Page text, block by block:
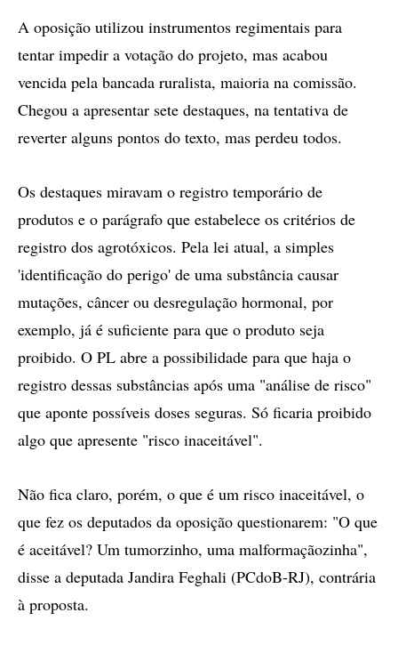
A oposição utilizou instrumentos regimentais para
tentar impedir a votação do projeto, mas acabou
vencida pela bancada ruralista, maioria na comissão.
Chegou a apresentar sete destaques, na tentativa de
reverter alguns pontos do texto, mas perdeu todos.
Os destaques miravam o registro temporário de
produtos e o parágrafo que estabelece os critérios de
registro dos agrotóxicos. Pela lei atual, a simples
'identificação do perigo' de uma substância causar
mutações, câncer ou desregulação hormonal, por
exemplo, já é suficiente para que o produto seja
proibido. O PL abre a possibilidade para que haja o
registro dessas substâncias após uma "análise de risco"
que aponte possíveis doses seguras. Só ficaria proibido
algo que apresente "risco inaceitável".
Não fica claro, porém, o que é um risco inaceitável, o
que fez os deputados da oposição questionarem: "O que
é aceitável? Um tumorzinho, uma malformaçãozinha",
disse a deputada Jandira Feghali (PCdoB-RJ), contrária
à proposta.